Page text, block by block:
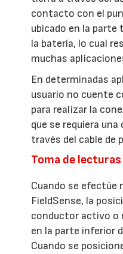
contacto con el
ubicado en la parte
la batería, lo cual
muchas
En determinadas
usuario no cuente
para realizar la
que se requiera
través del cable de
Toma de
Cuando se efectúe
FieldSense, la
conductor activo o
en la parte inferior
Cuando se